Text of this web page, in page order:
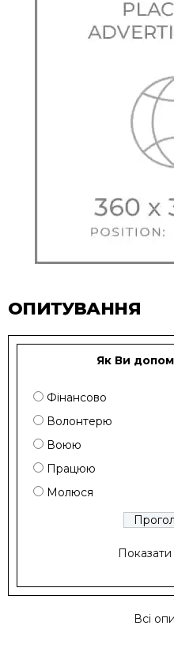
ОПИТУВАННЯ
Як Ви
Фінансово
Волонтерю
Воюю
Працюю
Молюся
Показати
Всі